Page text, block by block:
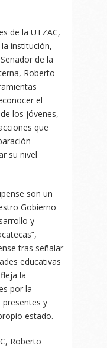
de la UTZAC,
institución,
de la
Roberto
el
los jóvenes,
que
su nivel
son un
Gobierno
y
tras señalar
educativas
la
por la
presentes y
estado.
Roberto